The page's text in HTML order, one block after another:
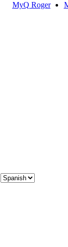
MyQ Roger